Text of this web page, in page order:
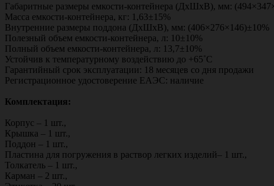
Габаритные размеры емкости-контейнера (ДхШхВ), мм:
Масса емкости-контейнера, кг: 1,63±15%
Внутренние размеры поддона (ДхШхВ), мм: (406×276×146)±10%
Полезный объем емкости-контейнера, л: 10±10%
Полный объем емкости-контейнера, л: 13,7±10%
Устойчив к температурному воздействию до +65˚С
Гарантийный срок эксплуатации: 18 месяцев со дня продажи
Регистрационное удостоверение ЕАЭС: наличие
Комплектация:
Корпус – 1 шт.,
Крышка – 1 шт.,
Поддон – 1 шт.,
Пластина для погружения в раствор легких изделий– 1 шт.,
Толкатель – 1 шт.,
Карман – 2 шт.,